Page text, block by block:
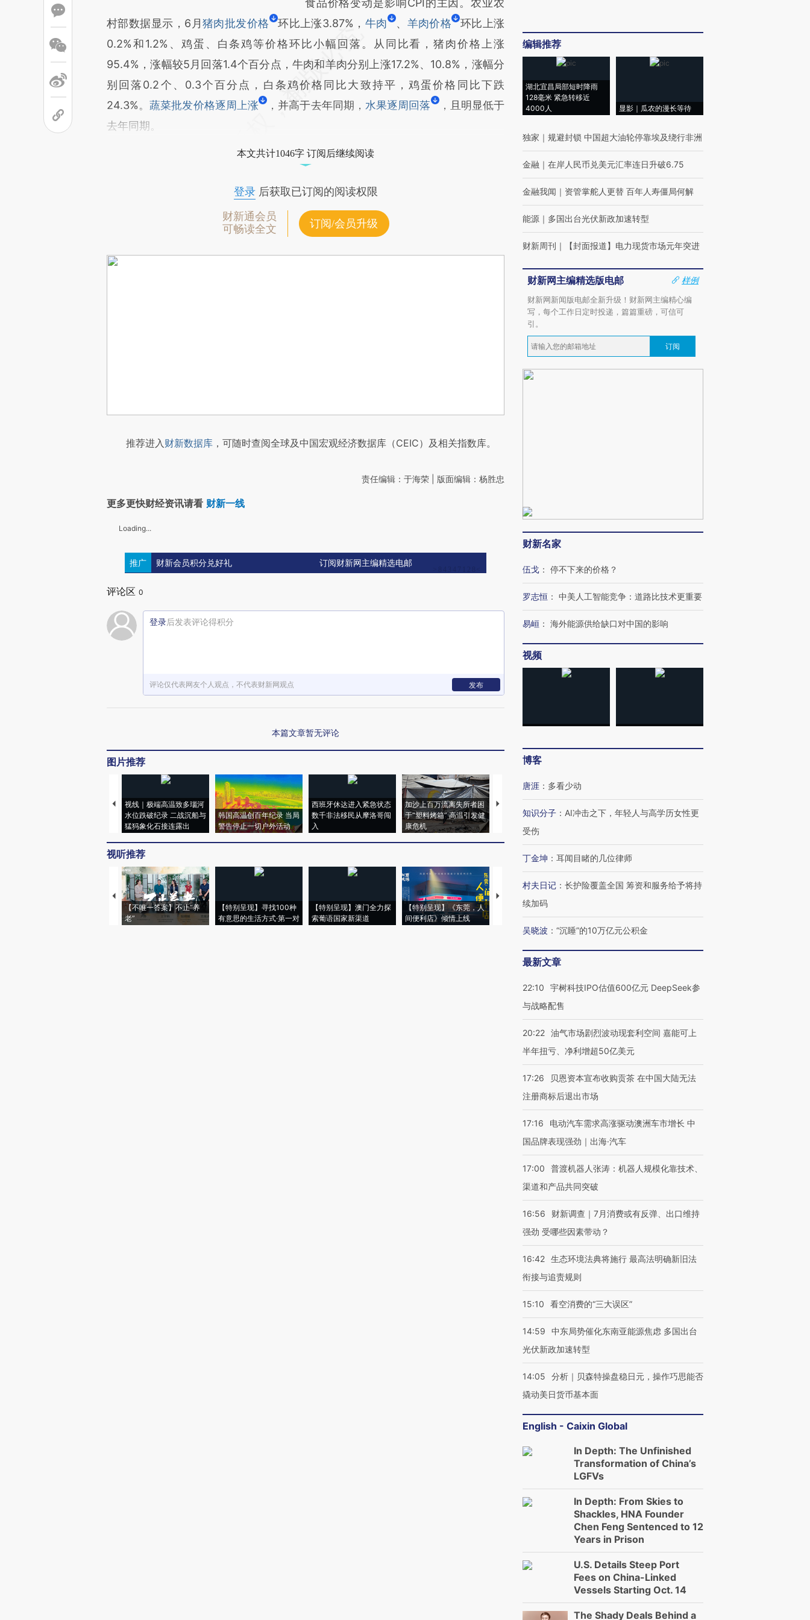
食品价格变动是影响CPI的主因。农业农
村部数据显示，6月猪肉批发价格 环比上涨3.87%， 牛肉 、 羊肉价格
环比上涨
0.2%和1.2%、鸡蛋、白条鸡等价格环比小幅回落。从同比看，猪肉价格上涨
95.4%，涨幅较5月回落1.4个百分点，牛肉和羊肉分别上涨17.2%、10.8%，涨幅分
别回落0.2个、0.3个百分点，白条鸡价格同比大致持平，鸡蛋价格同比下跌
24.3%。蔬菜批发价格逐周上涨 ，并高于去年同期， 水果逐周回落
，且明显低于
去年同期。
本文共计1046字 订阅后继续阅读
登录后获取已订阅的阅读权限
财新通会员
可畅读全文
订阅/会员升级
推荐进入财新数据库 ，可随时查阅全球及中国宏观经济数据库（CEIC）及相关指数库。
责任编辑：于海荣 | 版面编辑：杨胜忠
更多更快财经资讯请看 财新一线
Loading...
推广 财新会员积分兑好礼 订阅财新网主编精选电邮
评论区 0
登录后发表评论得积分
评论仅代表网友个人观点，不代表财新网观点 发布
本篇文章暂无评论
图片推荐
视线｜极端高温致多瑙河
水位跌破纪录 二战沉船与
猛犸象化石接连露出
韩国高温创百年纪录 当局
警告停止一切户外活动
西班牙休达进入紧急状态
数千非法移民从摩洛哥闯
入
加沙上百万流离失所者困
于“塑料烤箱” 高温引发健
康危机
视线｜HYROX的吸金
术：是什么让中产们甘
心“花钱找虐”？
粒摇头丸 尿检体内含3种
度Z世代 用街头抗争将教
视听推荐
【不唯一答案】不止“养
老”
【特别呈现】寻找100种
有意思的生活方式·第一对
【特别呈现】澳门全力探
索葡语国家新渠道
【特别呈现】《东莞，人
间便利店》倾情上线
【推广】走进第四届链博
会，让数智科技“链”接产
有意思的生活方式·第三对
住三大增长引擎是什么？
编辑推荐
湖北宜昌局部短时降雨
128毫米 紧急转移近
4000人
显影｜瓜农的漫长等待
独家 ｜ 规避封锁 中国超大油轮停靠埃及绕行非洲
金融 ｜ 在岸人民币兑美元汇率连日升破6.75
金融我闻 ｜ 资管掌舵人更替 百年人寿僵局何解
能源 ｜ 多国出台光伏新政加速转型
财新周刊 ｜ 【封面报道】电力现货市场元年突进
财新网主编精选版电邮
样例
财新网新闻版电邮全新升级！财新网主编精心编
写，每个工作日定时投递，篇篇重磅，可信可
引。
订阅
财新名家
伍戈 ： 停不下来的价格？
罗志恒 ： 中美人工智能竞争：道路比技术更重要
易峘 ： 海外能源供给缺口对中国的影响
视频
博客
唐涯 ： 多看少动
知识分子 ： AI冲击之下，年轻人与高学历女性更
受伤
丁金坤 ： 耳闻目睹的几位律师
村夫日记 ： 长护险覆盖全国 筹资和服务给予将持
续加码
吴晓波 ： “沉睡”的10万亿元公积金
最新文章
22:10
宇树科技IPO估值600亿元 DeepSeek参
与战略配售
20:22 油气市场剧烈波动现套利空间 嘉能可上
半年扭亏、净利增超50亿美元
17:26
贝恩资本宣布收购贡茶 在中国大陆无法
注册商标后退出市场
17:16
电动汽车需求高涨驱动澳洲车市增长 中
国品牌表现强劲｜出海·汽车
17:00
普渡机器人张涛：机器人规模化靠技术、
渠道和产品共同突破
16:56
财新调查｜7月消费或有反弹、出口维持
强劲 受哪些因素带动？
16:42 生态环境法典将施行 最高法明确新旧法
衔接与追责规则
15:10 看空消费的“三大误区”
14:59
中东局势催化东南亚能源焦虑 多国出台
光伏新政加速转型
14:05
分析｜贝森特操盘稳日元，操作巧思能否
撬动美日货币基本面
English - Caixin Global
In Depth: The Unfinished
Transformation of China’s
LGFVs
In Depth: From Skies to
Shackles, HNA Founder
Chen Feng Sentenced to 12
Years in Prison
U.S. Details Steep Port
Fees on China-Linked
Vessels Starting Oct. 14
The Shady Deals Behind a